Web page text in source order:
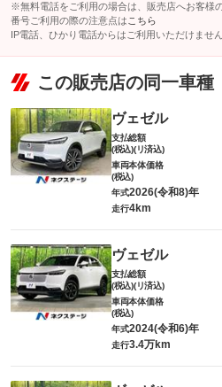
※無料電話をご利用の場合は、販売店へお客様
番号ご利用の際の注意点は こちら
IP電話、ひかり電話からはご利用いただけません
この販売店の同一車種
ヴェゼル
支払総額
(税込)(リ済込)
車両本体価格
(税込)
年式2026(令和8)年
走行4km
ヴェゼル
支払総額
(税込)(リ済込)
車両本体価格
(税込)
年式2024(令和6)年
走行3.4万km